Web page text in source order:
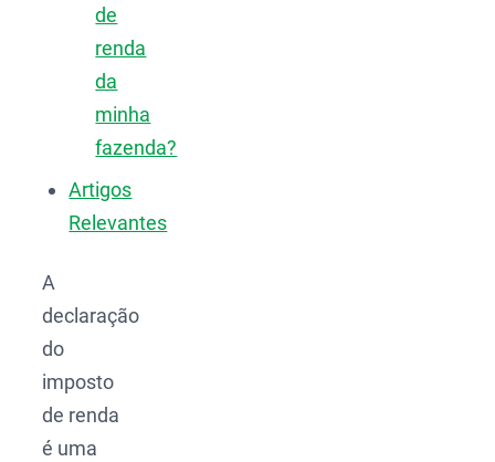
de
renda
da
minha
fazenda?
Artigos
Relevantes
A
declaração
do
imposto
de renda
é uma